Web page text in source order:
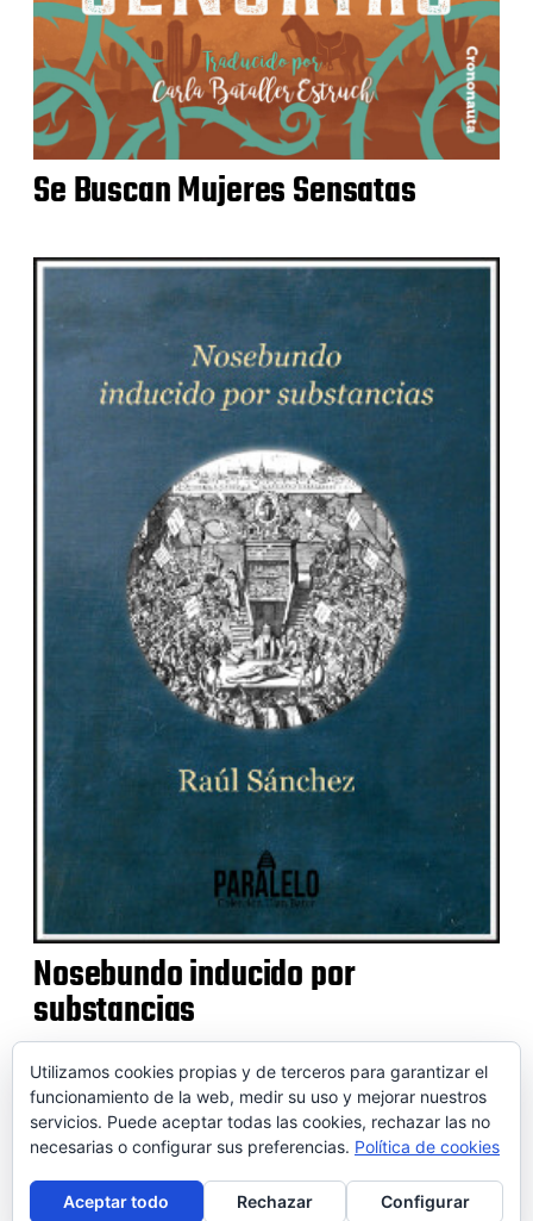
Se Buscan Mujeres Sensatas
Nosebundo inducido por
substancias
© 2026 SOIDEM
Contactar Aviso legal Puntos de venta Conversor
Utilizamos cookies propias y de terceros para garantizar el
funcionamiento de la web, medir su uso y mejorar nuestros
servicios. Puede aceptar todas las cookies, rechazar las no
necesarias o configurar sus preferencias. Política de cookies
Aceptar todo Rechazar Configurar